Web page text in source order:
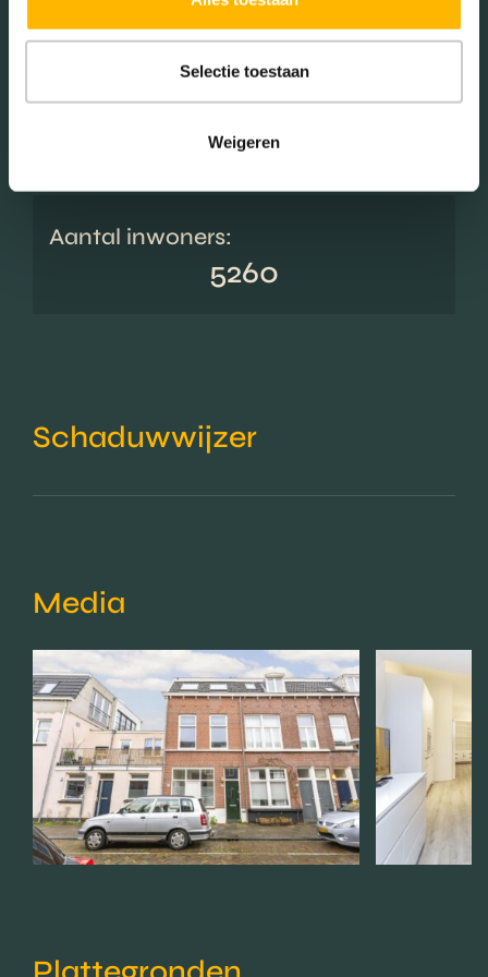
Selectie toestaan
Weigeren
Koop (45.92%)
Huur (54.08%)
Aantal inwoners:
5260
Schaduwwijzer
Media